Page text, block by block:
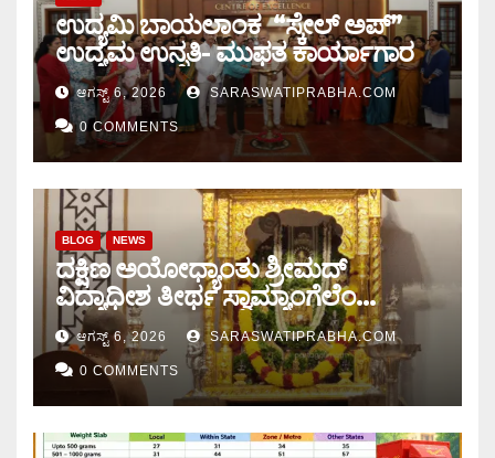
ಉದ್ಯಮಿ ಬಾಯಲಾಂಕ “ಸ್ಕೇಲ್ ಅಪ್”
ಉದ್ಯಮ ಉನ್ನತಿ- ಮುಫತ ಕಾರ್ಯಾಗಾರ
ಆಗಸ್ಟ್ 6, 2026 SARASWATIPRABHA.COM
0 COMMENTS
BLOG NEWS
ದಕ್ಷಿಣ ಅಯೋಧ್ಯಾಂತು ಶ್ರೀಮದ್
ವಿದ್ಯಾಧೀಶ ತೀರ್ಥ ಸ್ವಾಮ್ಯಾಂಗೆಲೆಂ
ಚಾತುರ್ಮಾಸ ಆರಂಭ
ಆಗಸ್ಟ್ 6, 2026 SARASWATIPRABHA.COM
0 COMMENTS